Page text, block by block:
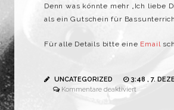
Denn was könnte mehr „Ich liebe
als ein Gutschein für
Für alle Details bitte eine Email
UNCATEGORIZED
3:48 , 7.
Kommentare deaktiviert